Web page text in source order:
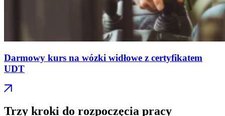
Darmowy kurs na wózki widłowe z certyfikatem
UDT
Trzy kroki do rozpoczęcia pracy